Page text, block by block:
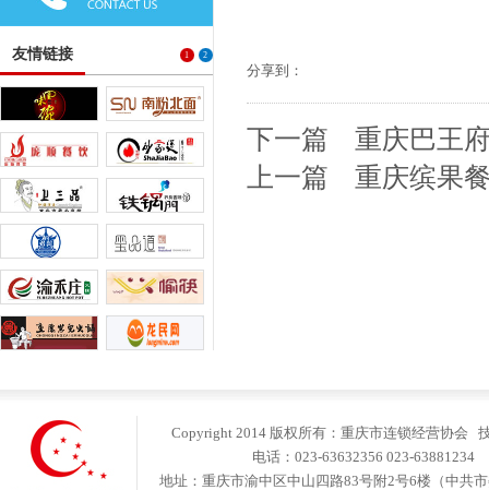
友情链接 1 2
分享到：
下一篇 重庆巴王
上一篇 重庆缤果
Copyright 2014 版权所有：重庆市连锁经营协会
电话：023-63632356 023-63881234
地址：重庆市渝中区中山四路83号附2号6楼（中共